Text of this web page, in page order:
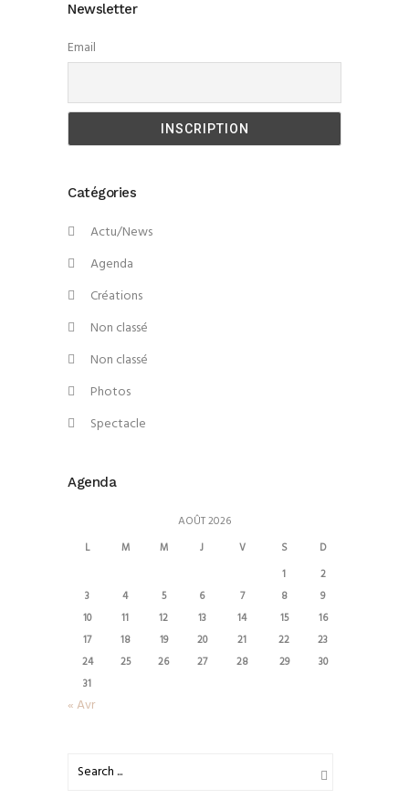
Newsletter
Email
Catégories
Actu/News
Agenda
Créations
Non classé
Non classé
Photos
Spectacle
Agenda
AOÛT 2026
L M M J V S
D
1
2
3
4 5 6 7 8
9
10
11 12 13 14 15
16
17
18 19 20 21 22
23
24
25 26 27 28 29
30
31
« Avr